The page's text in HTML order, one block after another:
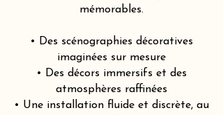
mémorables.
• Des scénographies décoratives
imaginées sur mesure
• Des décors immersifs et des
atmosphères raffinées
• Une installation fluide et discrète, au